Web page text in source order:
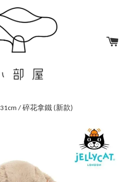
/ 碎花拿鐵 (新款)